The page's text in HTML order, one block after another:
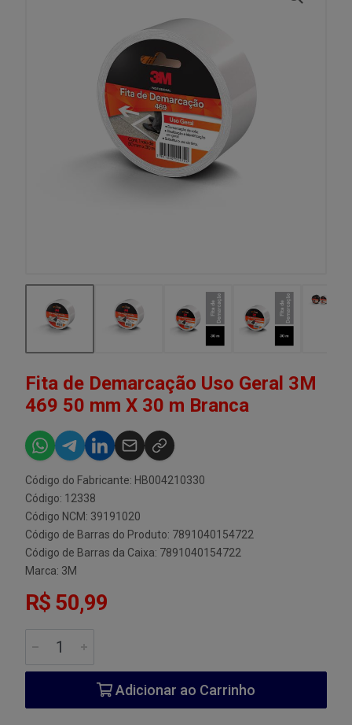
Fita de Demarcação Uso Geral 3M
469 50 mm X 30 m Branca
Código do Fabricante: HB004210330
Código: 12338
Código NCM: 39191020
Código de Barras do Produto: 7891040154722
Código de Barras da Caixa: 7891040154722
Marca: 3M
R$ 50,99
Adicionar ao Carrinho